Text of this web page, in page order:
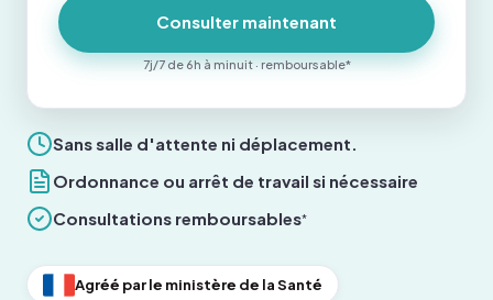
Sans salle d'attente ni déplacement.
Ordonnance ou arrêt de travail si nécessaire
Consultations remboursables*
Agréé par le ministère de la Santé
Consulter maintenant
7j/7 de 6h à minuit · remboursable*